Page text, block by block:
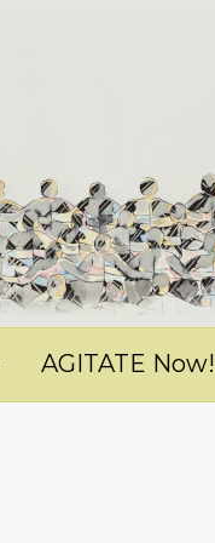
AGITATE Now!